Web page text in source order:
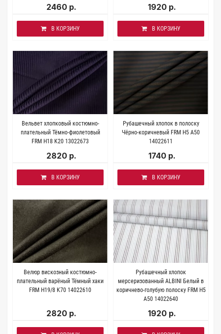
2460 р.
В КОРЗИНУ
1920 р.
В КОРЗИНУ
Вельвет хлопковый костюмно-
плательный Тёмно-фиолетовый
FRM H18 K20 13022673
2820 р.
В КОРЗИНУ
Рубашечный хлопок в полоску
Чёрно-коричневый FRM H5 A50
14022611
1740 р.
В КОРЗИНУ
Велюр вискозный костюмно-
плательный варёный Тёмный хаки
FRM H19/8 K70 14022610
2820 р.
Рубашечный хлопок
мерсеризованный ALBINI Белый в
коричнево-голубую полоску FRM H5
A50 14022640
1920 р.